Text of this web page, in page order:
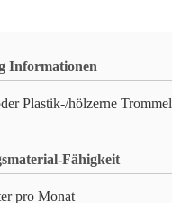
Informationen
Plastik-/hölzerne Trommel
Fähigkeit
pro Monat